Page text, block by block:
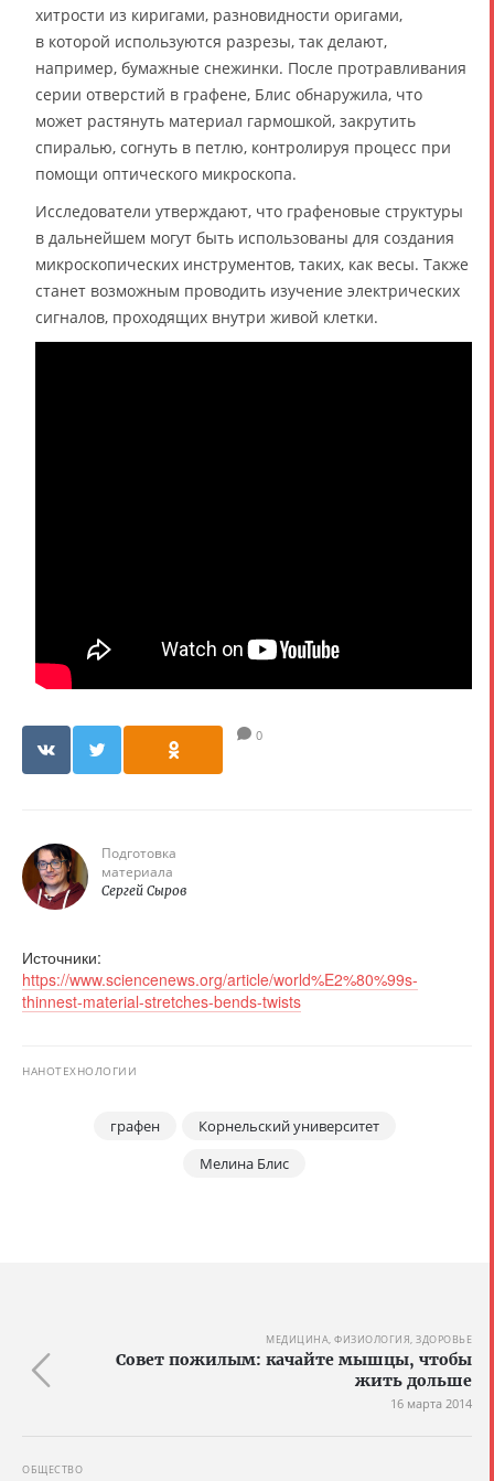
хитрости из киригами, разновидности оригами,
в которой используются разрезы, так делают,
например, бумажные снежинки. После протравливания
серии отверстий в графене, Блис обнаружила, что
может растянуть материал гармошкой, закрутить
спиралью, согнуть в петлю, контролируя процесс при
помощи оптического микроскопа.
Исследователи утверждают, что графеновые структуры
в дальнейшем могут быть использованы для создания
микроскопических инструментов, таких, как весы. Также
станет возможным проводить изучение электрических
сигналов, проходящих внутри живой клетки.
0
Подготовка
материала
Сергей Сыров
Источники:
https://www.sciencenews.org/article/world%E2%80%99s-
thinnest-material-stretches-bends-twists
НАНОТЕХНОЛОГИИ
графен
Корнельский университет
Мелина Блис
МЕДИЦИНА, ФИЗИОЛОГИЯ, ЗДОРОВЬЕ
Совет пожилым: качайте мышцы, чтобы
жить дольше
16 марта 2014
ОБЩЕСТВО